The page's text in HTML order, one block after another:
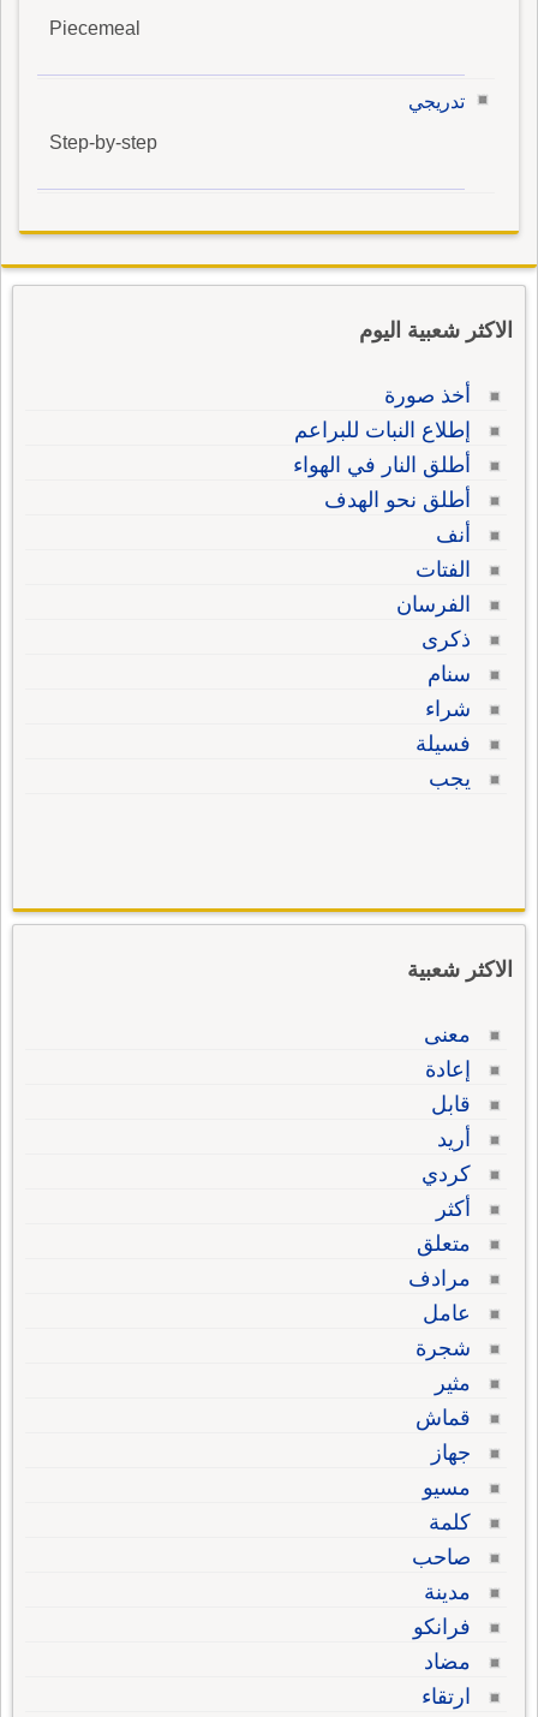
Piecemeal
تدريجي
Step-by-step
الاكثر شعبية اليوم
أخذ صورة
إطلاع النبات للبراعم
أطلق النار في الهواء
أطلق نحو الهدف
أنف
الفتات
الفرسان
ذكرى
سنام
شراء
فسيلة
يجب
الاكثر شعبية
معنى
إعادة
قابل
أريد
كردي
أكثر
متعلق
مرادف
عامل
شجرة
مثير
قماش
جهاز
مسيو
كلمة
صاحب
مدينة
فرانكو
مضاد
ارتقاء